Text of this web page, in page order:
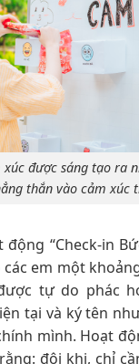
xúc được sáng tạo ra
thắn vào cảm xúc
động “Check-in
em một
tự do phác
tại và ký tên
mình. Hoạt
đôi khi, chỉ